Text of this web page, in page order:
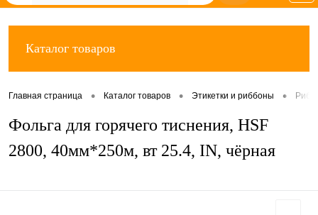
Каталог товаров
Главная страница • Каталог товаров • Этикетки и риббоны •
Фольга для горячего тиснения, HSF
2800, 40мм*250м, вт 25.4, IN, чёрная